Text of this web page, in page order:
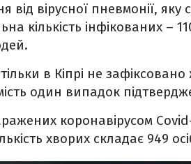
від вірусної пневмонії,
кількість інфікованих –
в Кіпрі не
один випадок
коронавірусом
хворих складає 949